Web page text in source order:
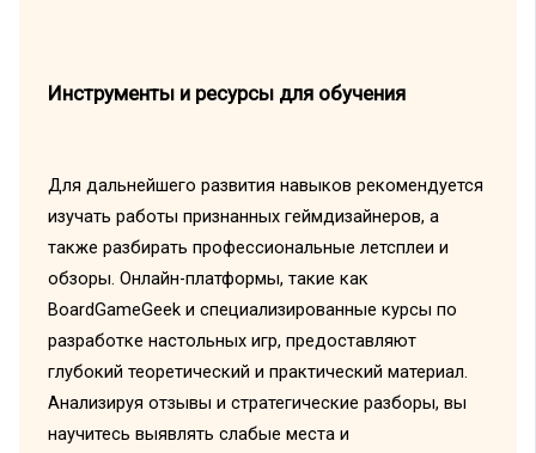
Инструменты и ресурсы для обучения
Для дальнейшего развития навыков рекомендуется
изучать работы признанных геймдизайнеров, а
также разбирать профессиональные летсплеи и
обзоры. Онлайн-платформы, такие как
BoardGameGeek и специализированные курсы по
разработке настольных игр, предоставляют
глубокий теоретический и практический материал.
Анализируя отзывы и стратегические разборы, вы
научитесь выявлять слабые места и